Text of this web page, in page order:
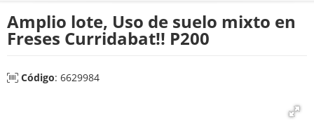
Amplio lote, Uso de suelo mixto en
Freses Curridabat!! P200
Código: 6629984